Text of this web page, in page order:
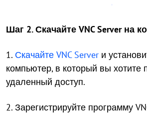
Шаг 2. Скачайте VNC Server на
1. Скачайте VNC Server и
компьютер, в который вы хотите
удаленный доступ.
2. Зарегистрируйте программу